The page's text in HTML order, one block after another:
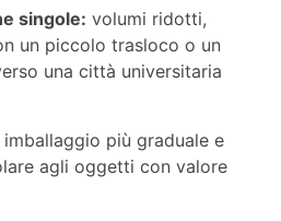
singole: volumi ridotti,
un piccolo trasloco o un
una città universitaria
imballaggio più graduale e
agli oggetti con valore